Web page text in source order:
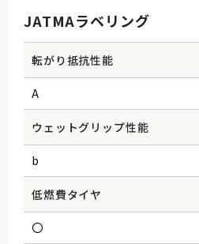
JATMAラベリング
転がり抵抗性能
A
ウェットグリップ性能
b
低燃費タイヤ
〇